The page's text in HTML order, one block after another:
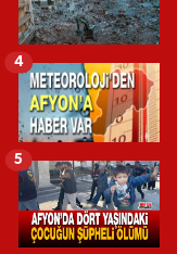
4
5